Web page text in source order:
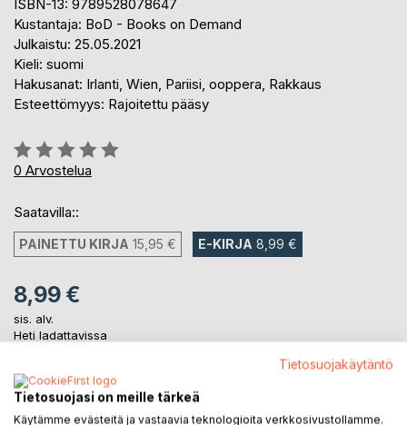
ISBN-13: 9789528078647
Kustantaja: BoD - Books on Demand
Julkaistu: 25.05.2021
Kieli: suomi
Hakusanat: Irlanti, Wien, Pariisi, ooppera, Rakkaus
Esteettömyys: Rajoitettu pääsy
Arvostelu::
0%
0 Arvostelua
Saatavilla::
PAINETTU KIRJA 15,95 € E-KIRJA 8,99 €
8,99 €
sis. alv.
Heti ladattavissa
LISÄÄ OSTOSKORIIN
Tietosuojakäytäntö
Tietosuojasi on meille tärkeä
Käytämme evästeitä ja vastaavia teknologioita verkkosivustollamme.